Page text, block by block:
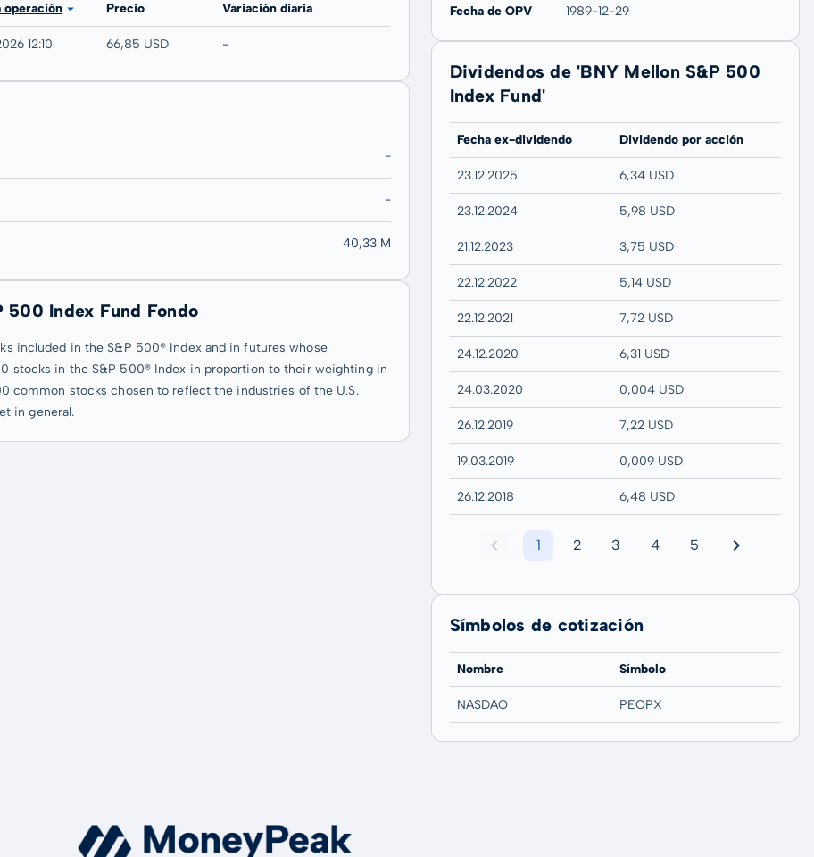
operación Precio Variación diaria
12:10 66,85 USD -
-
-
40,33 M
500 Index Fund Fondo
included in the S&P 500® Index and in futures whose
stocks in the S&P 500® Index in proportion to their weighting in
common stocks chosen to reflect the industries of the U.S.
in general.
Fecha de OPV 1989-12-29
Dividendos de 'BNY Mellon S&P 500
Index Fund'
Fecha ex-dividendo Dividendo por acción
23.12.2025 6,34 USD
23.12.2024 5,98 USD
21.12.2023 3,75 USD
22.12.2022 5,14 USD
22.12.2021 7,72 USD
24.12.2020 6,31 USD
24.03.2020 0,004 USD
26.12.2019 7,22 USD
19.03.2019 0,009 USD
26.12.2018 6,48 USD
1 2 3 4 5
Símbolos de cotización
Nombre Símbolo
NASDAQ PEOPX